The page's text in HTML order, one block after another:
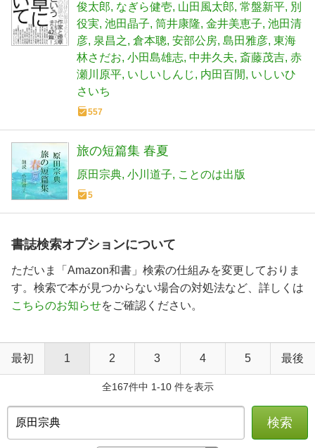
俊太郎 なぎら健壱 山田風太郎 常盤新平 別
役実 池田晶子 筒井康隆 金井美恵子 池田清
彦 泉昌之 倉本聰 安部公房 島田雅彦 東海
林さだお 小田島雄志 中井久夫 斎藤茂吉 赤
瀬川原平 いしいしんじ 内田百閒
いしいひ
さいち
557
旅の短篇集 春夏
原田宗典 小川道子 ことのは出版
5
書誌検索オプションについて
ただいま「Amazon和書」検索の仕組みを変更しておりま
す。検索で本が見つからない場合の対処法など、詳しくは
こちらのお知らせをご確認ください。
最初 1 2 3 4 5 最後
全167件中 1-10 件を表示
検索